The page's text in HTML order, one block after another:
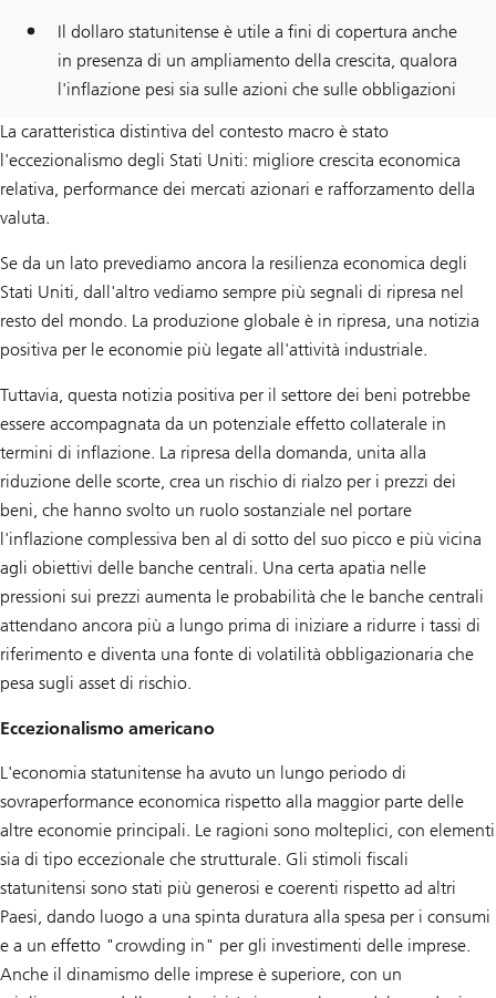
Il dollaro statunitense è utile a fini di copertura anche
in presenza di un ampliamento della crescita, qualora
l'inflazione pesi sia sulle azioni che sulle obbligazioni
La caratteristica distintiva del contesto macro è stato
l'eccezionalismo degli Stati Uniti: migliore crescita economica
relativa, performance dei mercati azionari e rafforzamento della
valuta.
Se da un lato prevediamo ancora la resilienza economica degli
Stati Uniti, dall'altro vediamo sempre più segnali di ripresa nel
resto del mondo. La produzione globale è in ripresa, una notizia
positiva per le economie più legate all'attività industriale.
Tuttavia, questa notizia positiva per il settore dei beni potrebbe
essere accompagnata da un potenziale effetto collaterale in
termini di inflazione. La ripresa della domanda, unita alla
riduzione delle scorte, crea un rischio di rialzo per i prezzi dei
beni, che hanno svolto un ruolo sostanziale nel portare
l'inflazione complessiva ben al di sotto del suo picco e più vicina
agli obiettivi delle banche centrali. Una certa apatia nelle
pressioni sui prezzi aumenta le probabilità che le banche centrali
attendano ancora più a lungo prima di iniziare a ridurre i tassi di
riferimento e diventa una fonte di volatilità obbligazionaria che
pesa sugli asset di rischio.
Eccezionalismo americano
L'economia statunitense ha avuto un lungo periodo di
sovraperformance economica rispetto alla maggior parte delle
altre economie principali. Le ragioni sono molteplici, con elementi
sia di tipo eccezionale che strutturale. Gli stimoli fiscali
statunitensi sono stati più generosi e coerenti rispetto ad altri
Paesi, dando luogo a una spinta duratura alla spesa per i consumi
e a un effetto "crowding in" per gli investimenti delle imprese.
Anche il dinamismo delle imprese è superiore, con un